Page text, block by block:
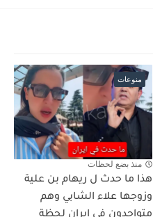
منوعات
منذ بضع لحظات
هذا ما حدث ل ريهام بن علية
وزوجها علاء الشابي وهم
متواجدون في ايران لحظة